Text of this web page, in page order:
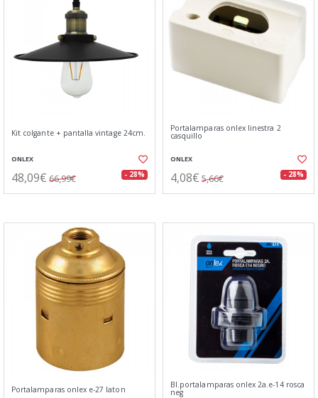
Kit colgante + pantalla vintage 24cm.
ONLEX
48,09€ 66,99€ - 28%
Portalamparas onlex linestra 2
casquillo
ONLEX
4,08€ 5,66€ - 28%
Portalamparas onlex e-27 laton Bl.portalamparas onlex 2a.e-14 rosca
neg